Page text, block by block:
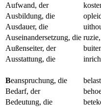
Aufwand, der
Ausbildung, die
Ausdauer, die
Auseinandersetzung, die
Außenseiter, der
Ausstattung, die
Beanspruchung, die
Bedarf, der
Bedeutung, die